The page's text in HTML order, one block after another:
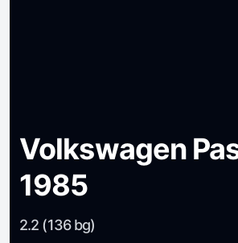
Volkswagen
1985
2.2 (136 bg)